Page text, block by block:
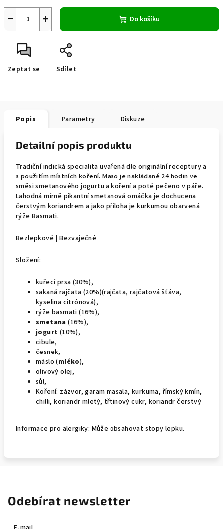
+
− Do košíku
Zeptat se Sdílet
Popis Parametry Diskuze
Detailní popis produktu
Tradiční indická specialita uvařená dle originální receptury a
s použitím místních koření. Maso je nakládané 24 hodin ve
směsi smetanového jogurtu a koření a poté pečeno v páře.
Lahodná mírně pikantní smetanová omáčka je dochucena
čerstvým koriandrem a jako příloha je kurkumou obarvená
rýže Basmati.
Bezlepkové | Bezvaječné
Složení:
kuřecí prsa (30%),
sakaná rajčata (20%)(rajčata, rajčatová šťáva,
kyselina citrónová),
rýže basmati (16%),
smetana (16%),
jogurt (10%),
cibule,
česnek,
máslo (mléko),
olivový olej,
sůl,
Koření: zázvor, garam masala, kurkuma, římský kmín,
chilli, koriandr mletý, třtinový cukr, koriandr čerstvý
Informace pro alergiky: Může obsahovat stopy lepku.
Odebírat newsletter